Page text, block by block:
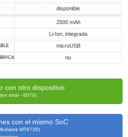
disponible
2500 mAh
Li-Ion, integrada
microUSB
no
con otro dispositivo
(en total - 6070)
con el mismo SoC
MT6735)